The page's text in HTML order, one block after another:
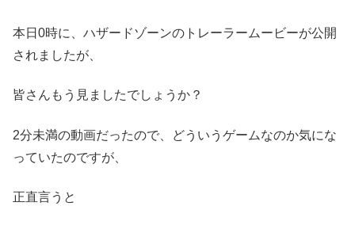
本日0時に、ハザードゾーンのトレーラームービーが公開
されましたが、
皆さんもう見ましたでしょうか？
2分未満の動画だったので、どういうゲームなのか気にな
っていたのですが、
正直言うと